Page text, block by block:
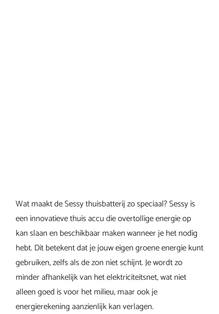
Wat maakt de Sessy thuisbatterij zo speciaal? Sessy is
een innovatieve thuis accu die overtollige energie op
kan slaan en beschikbaar maken wanneer je het nodig
hebt. Dit betekent dat je jouw eigen groene energie kunt
gebruiken, zelfs als de zon niet schijnt. Je wordt zo
minder afhankelijk van het elektriciteitsnet, wat niet
alleen goed is voor het milieu, maar ook je
energierekening aanzienlijk kan verlagen.